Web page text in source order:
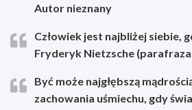
Autor nieznany
Człowiek jest najbliżej siebie,
Fryderyk Nietzsche
Być może najgłębszą
zachowania uśmiechu, gdy